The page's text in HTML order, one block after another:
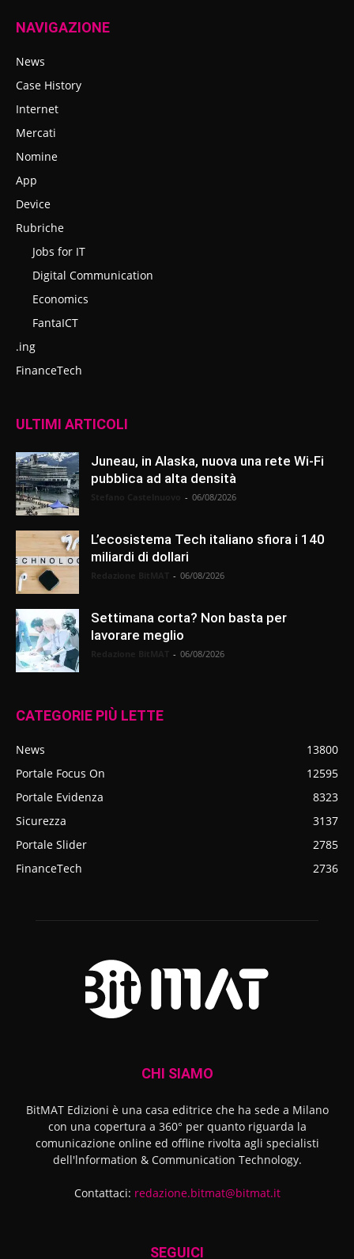
NAVIGAZIONE
News
Case History
Internet
Mercati
Nomine
App
Device
Rubriche
Jobs for IT
Digital Communication
Economics
FantaICT
.ing
FinanceTech
ULTIMI ARTICOLI
Juneau, in Alaska, nuova una rete Wi-Fi
pubblica ad alta densità
- 06/08/2026
L’ecosistema Tech italiano sfiora i 140
miliardi di dollari
- 06/08/2026
Settimana corta? Non basta per
lavorare meglio
- 06/08/2026
CATEGORIE PIÙ LETTE
News
13800
Portale Focus On
12595
Portale Evidenza
8323
Sicurezza
3137
Portale Slider
2785
FinanceTech
2736
CHI SIAMO
BitMAT Edizioni è una casa editrice che ha sede a Milano
con una copertura a 360° per quanto riguarda la
comunicazione online ed offline rivolta agli specialisti
dell'lnformation & Communication Technology.
Contattaci: redazione.bitmat@bitmat.it
SEGUICI